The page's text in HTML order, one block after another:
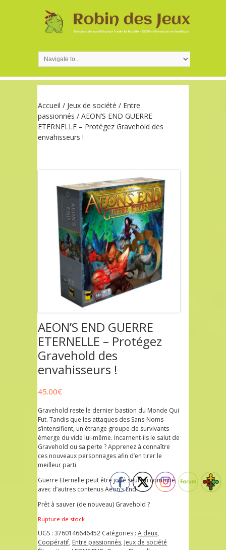
Accueil / Jeux de société / Entre
passionnés / AEON’S END GUERRE
ETERNELLE – Protégez Gravehold des
envahisseurs !
AEON’S END GUERRE
ETERNELLE – Protégez
Gravehold des
envahisseurs !
45.00€
Gravehold reste le dernier bastion du Monde Qui
Fut. Tandis que les attaques des Sans-Noms
s’intensifient, un étrange groupe de survivants
émerge du vide lui-même. Incarnent-ils le salut de
Gravehold ou sa perte ? Apprenez à connaître
ces nouveaux personnages afin d’en tirer le
meilleur parti.
Guerre Eternelle peut être joué seul ou combiné
avec d’autres contenus Aeon’s End.
Prêt à sauver (de nouveau) Gravehold ?
Rupture de stock
UGS : 3760146646452 Catégories : A deux,
Coopératif, Entre passionnés, Jeux de société